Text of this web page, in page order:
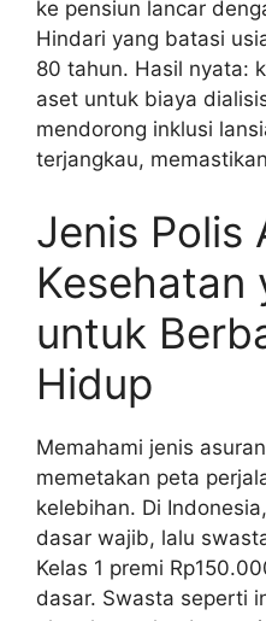
ke pensiun lancar
Hindari yang batasi
80 tahun. Hasil nyata:
aset untuk biaya
mendorong inklusi
terjangkau,
Jenis Polis
Kesehatan
untuk
Hidup
Memahami jenis
memetakan peta
kelebihan. Di
dasar wajib, lalu
Kelas 1 premi
dasar. Swasta seperti